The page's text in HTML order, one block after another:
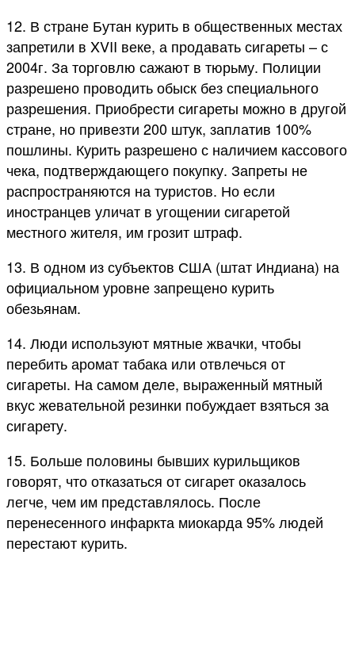
12. В стране Бутан курить в общественных местах
запретили в XVII веке, а продавать сигареты – с
2004г. За торговлю сажают в тюрьму. Полиции
разрешено проводить обыск без специального
разрешения. Приобрести сигареты можно в другой
стране, но привезти 200 штук, заплатив 100%
пошлины. Курить разрешено с наличием кассового
чека, подтверждающего покупку. Запреты не
распространяются на туристов. Но если
иностранцев уличат в угощении сигаретой
местного жителя, им грозит штраф.
13. В одном из субъектов США (штат Индиана) на
официальном уровне запрещено курить
обезьянам.
14. Люди используют мятные жвачки, чтобы
перебить аромат табака или отвлечься от
сигареты. На самом деле, выраженный мятный
вкус жевательной резинки побуждает взяться за
сигарету.
15. Больше половины бывших курильщиков
говорят, что отказаться от сигарет оказалось
легче, чем им представлялось. После
перенесенного инфаркта миокарда 95% людей
перестают курить.